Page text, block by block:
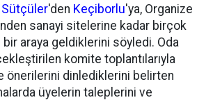
Sütçüler'den Keçiborlu'ya, Organize
sanayi sitelerine kadar birçok
araya geldiklerini söyledi. Oda
komite toplantılarıyla
önerilerini dinlediklerini belirten
üyelerin taleplerini ve